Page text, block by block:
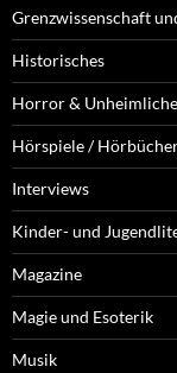
Grenzwissenschaft
Historisches
Horror &
Hörspiele /
Interviews
Kinder- und
Magazine
Magie und Esoterik
Musik